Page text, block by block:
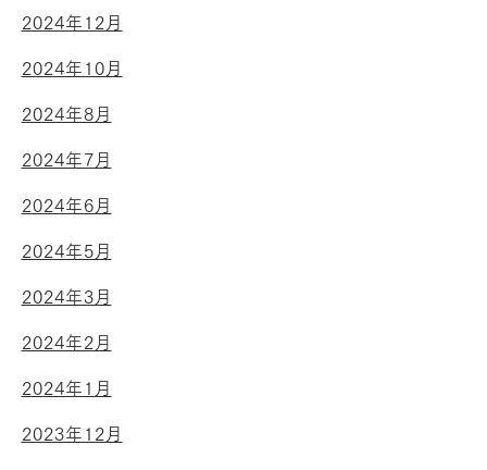
2024年12月
2024年10月
2024年8月
2024年7月
2024年6月
2024年5月
2024年3月
2024年2月
2024年1月
2023年12月